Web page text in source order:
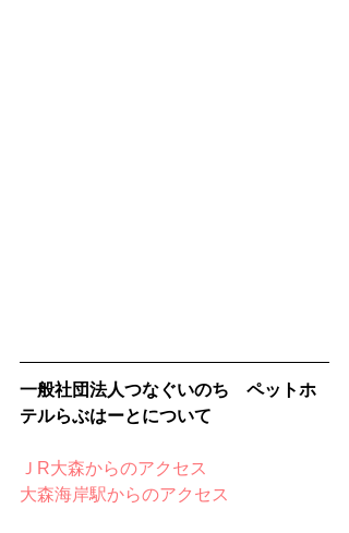
一般社団法人つなぐいのち　ペットホ
テルらぶはーとについて
ＪR大森からのアクセス
大森海岸駅からのアクセス